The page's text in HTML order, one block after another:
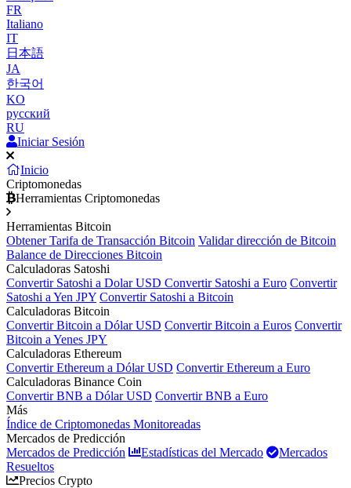
FR
Italiano
IT
日本語
JA
한국어
KO
русский
RU
Iniciar Sesión
Inicio
Criptomonedas
Herramientas Criptomonedas
Herramientas Bitcoin
Obtener Tarifa de Transacción Bitcoin Validar dirección de Bitcoin
Balance de Direcciones Bitcoin
Calculadoras Satoshi
Convertir Satoshi a Dolar USD Convertir Satoshi a Euro Convertir
Satoshi a Yen JPY Convertir Satoshi a Bitcoin
Calculadoras Bitcoin
Convertir Bitcoin a Dólar USD Convertir Bitcoin a Euros Convertir
Bitcoin a Yenes JPY
Calculadoras Ethereum
Convertir Ethereum a Dólar USD Convertir Ethereum a Euro
Calculadoras Binance Coin
Convertir BNB a Dólar USD Convertir BNB a Euro
Más
Índice de Criptomonedas Monitoreadas
Mercados de Predicción
Mercados de Predicción
Estadísticas del Mercado
Mercados
Resueltos
Precios Crypto